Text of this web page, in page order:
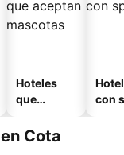
Hoteles
que
mascotas
con
Cota